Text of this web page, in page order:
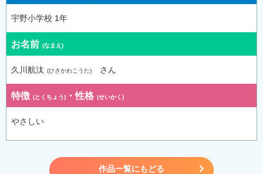
宇野小学校 1年
お名前
久川航汰 さん
特徴 ・性格
やさしい
作品一覧にもどる